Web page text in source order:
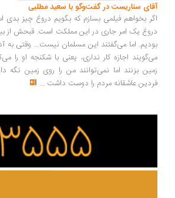
سناریست در گفت‌وگو با سعید مطلبی
بخواهم فیلمی بسازم که بگویم دروغ چیز بدی است
یک امر جاری در این مملکت است. قبحش از بین
اما می‌گفتند این مسلمان نیست... وقتی به آدمی که
اجازه کار نداری، یعنی با شکنجه او را
بزنند اما نمی‌توانند من را روی زمین نگه دارند،
عاشقانه مردم را دوست داشت ...